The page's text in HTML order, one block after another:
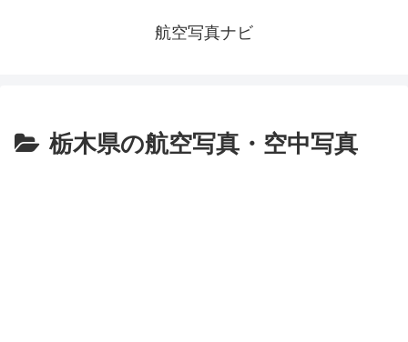
航空写真ナビ
栃木県の航空写真・空中写真